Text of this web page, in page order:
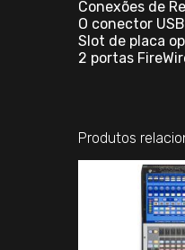
Conexões de
O conector
Slot de placa
2 portas
Produtos